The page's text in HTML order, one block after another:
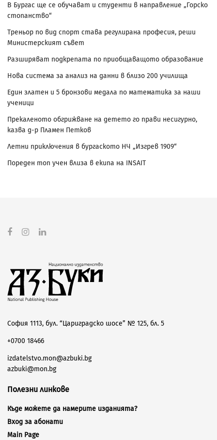
В Бургас ще се обучават и студенти в направление „Горско
стопанство“
Треньор по вид спорт става регулирана професия, реши
Министерският съвет
Разширяват подкрепата по приобщаващото образование
Нова система за анализ на данни в близо 200 училища
Един златен и 5 бронзови медала по математика за наши
ученици
Прекаленото обгрижване на детето го прави несигурно,
казва д-р Пламен Петков
Летни приключения в бургаското НЧ „Изгрев 1909“
Пореден топ учен влиза в екипа на INSAIT
София 1113, бул. “Цариградско шосе” № 125, бл. 5
+0700 18466
izdatelstvo.mon@azbuki.bg
azbuki@mon.bg
Полезни линкове
Къде можете да намерите изданията?
Вход за абонати
Main Page